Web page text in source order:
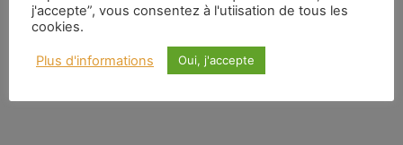
j'accepte”, vous consentez à l'utiisation de tous les
cookies.
Plus d'informations Oui, j'accepte